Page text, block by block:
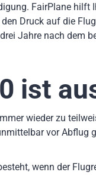
FairPlane
Druck auf die
Jahre nach dem
ist
wieder zu
vor Abflug
wenn der